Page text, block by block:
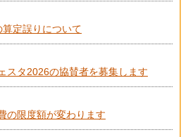
定誤りについて
スタ2026の協賛者を募集します
の限度額が変わります